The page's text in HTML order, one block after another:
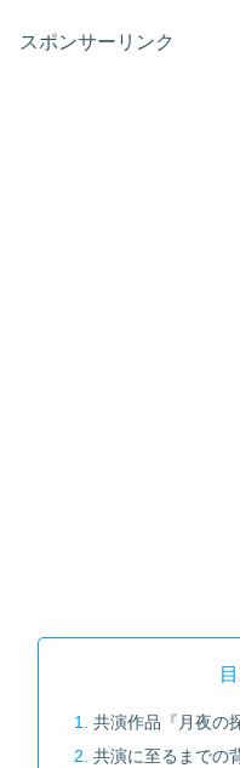
スポンサーリンク
共演作品『月夜の
共演に至るまでの